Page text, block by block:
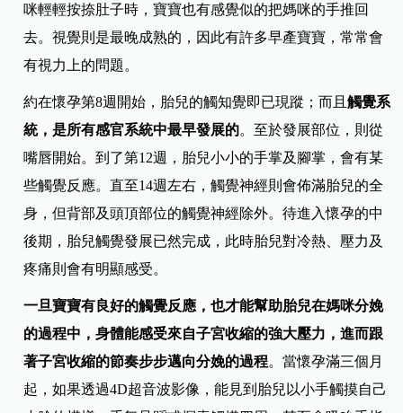
咪輕輕按捺肚子時，寶寶也有感覺似的把媽咪的手推回
去。視覺則是最晚成熟的，因此有許多早產寶寶，常常會
有視力上的問題。
約在懷孕第8週開始，胎兒的觸知覺即已現蹤；而且觸覺系
統，是所有感官系統中最早發展的。至於發展部位，則從
嘴唇開始。到了第12週，胎兒小小的手掌及腳掌，會有某
些觸覺反應。直至14週左右，觸覺神經則會佈滿胎兒的全
身，但背部及頭頂部位的觸覺神經除外。待進入懷孕的中
後期，胎兒觸覺發展已然完成，此時胎兒對冷熱、壓力及
疼痛則會有明顯感受。
一旦寶寶有良好的觸覺反應，也才能幫助胎兒在媽咪分娩
的過程中，身體能感受來自子宮收縮的強大壓力，進而跟
著子宮收縮的節奏步步邁向分娩的過程。當懷孕滿三個月
起，如果透過4D超音波影像，能見到胎兒以小手觸摸自己